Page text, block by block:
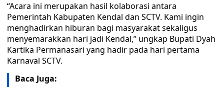
“Acara ini merupakan hasil kolaborasi antara
Pemerintah Kabupaten Kendal dan SCTV. Kami ingin
menghadirkan hiburan bagi masyarakat sekaligus
menyemarakkan hari jadi Kendal,” ungkap Bupati Dyah
Kartika Permanasari yang hadir pada hari pertama
Karnaval SCTV.
Baca Juga: